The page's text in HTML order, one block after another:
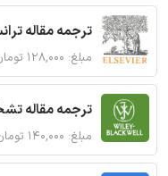
ترجمه مقاله
مبلغ: ۱۲۸,۰۰۰ تومان
ترجمه مقاله
مبلغ: ۱۴۰,۰۰۰ تومان